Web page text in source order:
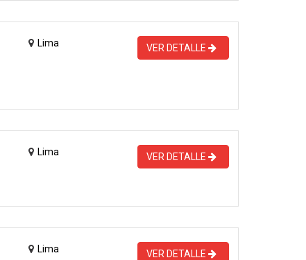
Lima VER DETALLE
Lima VER DETALLE
Lima VER DETALLE